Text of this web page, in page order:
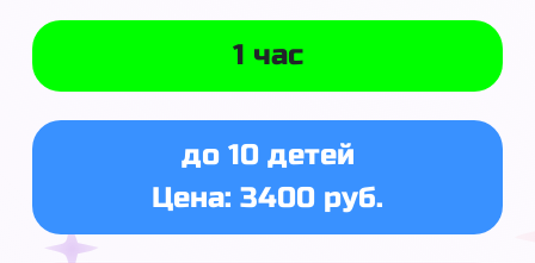
1 час
до 10 детей
Цена: 3400 руб.